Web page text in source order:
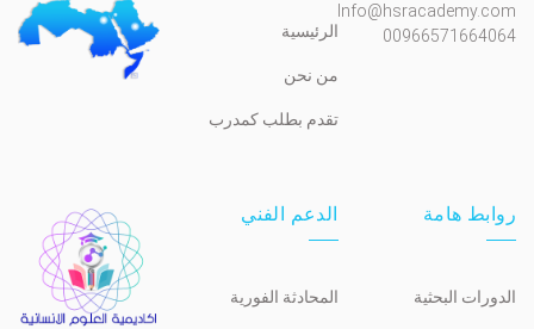
Info@hsracademy.com
00966571664064
الرئيسية
من نحن
تقدم بطلب كمدرب
روابط هامة
الدورات البحثية
الدعم الفني
المحادثة الفورية